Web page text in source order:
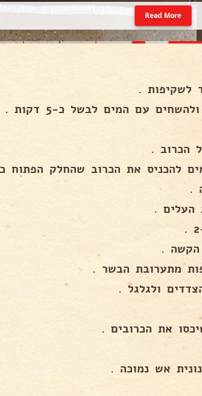
Read More
לשקיפות .
עם המים לבשל כ-5 דקות .
הכרוב .
להכניס את הכרוב שהחלק הפתוח
.
העלים .
הקשה .
ולגלגל .
את הכרובים .
אש נמוכה .